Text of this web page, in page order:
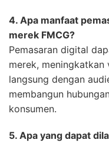
4. Apa manfaat
merek FMCG?
Pemasaran digital
merek,
langsung dengan
membangun
konsumen.
5. Apa yang dapat